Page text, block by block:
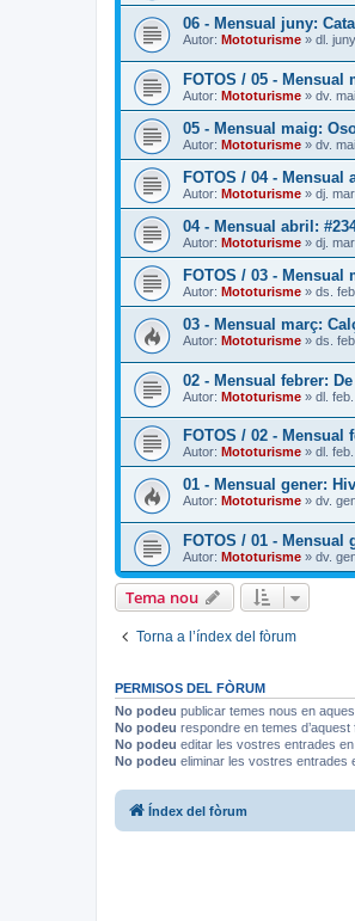
06 - Mensual juny:
Autor: Mototurisme » dl.
FOTOS / 05 -
Autor: Mototurisme » dv.
05 - Mensual maig:
Autor: Mototurisme » dv.
FOTOS / 04 - Mensual
Autor: Mototurisme » dj.
04 - Mensual abril:
Autor: Mototurisme » dj.
FOTOS / 03 - Mensual
Autor: Mototurisme » ds.
03 - Mensual març:
Autor: Mototurisme » ds.
02 - Mensual febrer:
Autor: Mototurisme » dl.
FOTOS / 02 - Mensual
Autor: Mototurisme » dl.
01 - Mensual gener:
Autor: Mototurisme » dv.
FOTOS / 01 -
Autor: Mototurisme » dv.
Tema nou
Torna a l’índex del fòrum
PERMISOS DEL FÒRUM
No podeu publicar temes nous en
No podeu respondre en temes d’aquest
No podeu editar les vostres entrades
No podeu eliminar les vostres entrades
Índex del fòrum